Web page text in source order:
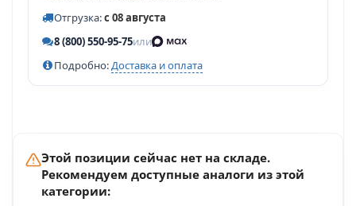
Отгрузка:с 08 августа
8 (800) 550-95-75или
Подробно:Доставка и оплата
Этой позиции сейчас нет на складе.
Рекомендуем доступные аналоги из этой
категории: